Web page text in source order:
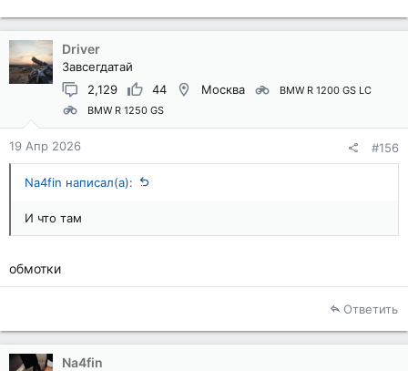
Driver
Завсегдатай
2,129
44 Москва
BMW R 1200 GS LC
BMW R 1250 GS
19 Апр 2026 #156
Na4fin написал(а):
И что там
обмотки
Ответить
Na4fin